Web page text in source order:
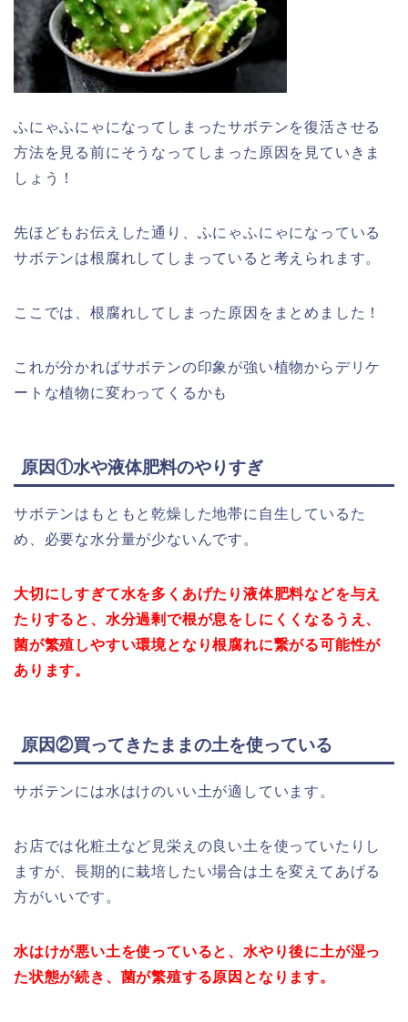
ふにゃふにゃになってしまったサボテンを復活させる
方法を見る前にそうなってしまった原因を見ていきま
しょう！
先ほどもお伝えした通り、ふにゃふにゃになっている
サボテンは根腐れしてしまっていると考えられます。
ここでは、根腐れしてしまった原因をまとめました！
これが分かればサボテンの印象が強い植物からデリケ
ートな植物に変わってくるかも
原因①水や液体肥料のやりすぎ
サボテンはもともと乾燥した地帯に自生しているた
め、必要な水分量が少ないんです。
大切にしすぎて水を多くあげたり液体肥料などを与え
たりすると、水分過剰で根が息をしにくくなるうえ、
菌が繁殖しやすい環境となり根腐れに繋がる可能性が
あります。
原因②買ってきたままの土を使っている
サボテンには水はけのいい土が適しています。
お店では化粧土など見栄えの良い土を使っていたりし
ますが、長期的に栽培したい場合は土を変えてあげる
方がいいです。
水はけが悪い土を使っていると、水やり後に土が湿っ
た状態が続き、菌が繁殖する原因となります。